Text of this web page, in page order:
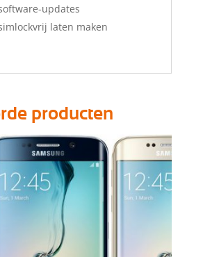
updates
laten maken
producten